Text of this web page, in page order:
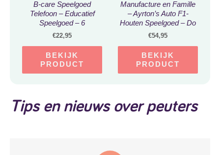
B-care Speelgoed
Telefoon – Educatief
Speelgoed – 6
Verschillende Spellen –
Telefoon – Smartphone
€22,95
BEKIJK
PRODUCT
Manufacture en Famille
– Ayrton’s Auto F1-
Houten Speelgoed – Do
it yourself
€54,95
BEKIJK
PRODUCT
Tips en nieuws over peuters